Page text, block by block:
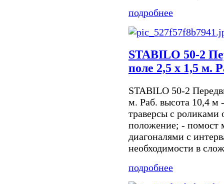
подробнее
STABILO 50-2
поле 2,5 х 1,5 м.
STABILO 50-2
м. Раб. высота 10,4 м
траверсы с роликами
положение; - помост
диагоналями с
необходимости в
подробнее